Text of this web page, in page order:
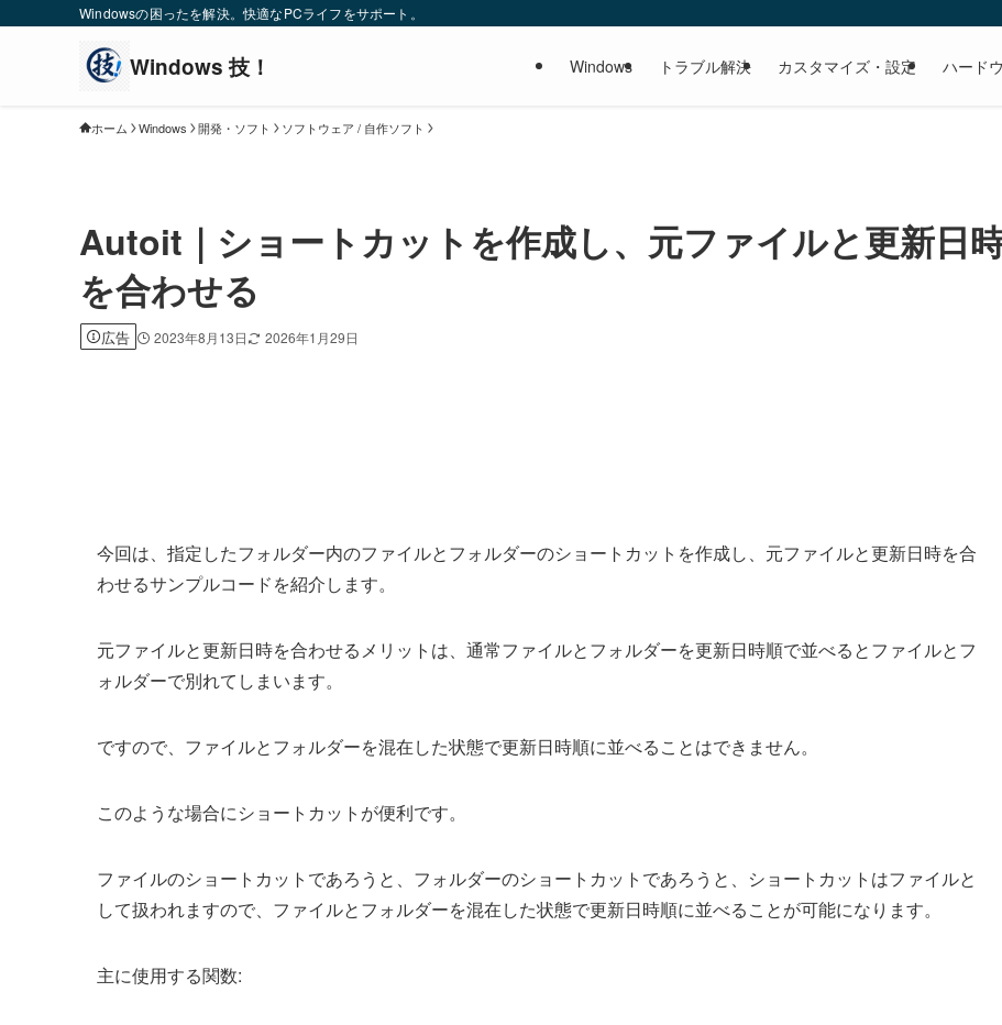
Windowsの困ったを解決。快適なPCライフをサポート。
Windows トラブル解決 カスタマイズ・設定 ハード
ホーム Windows 開発・ソフト ソフトウェア / 自作ソフト
Autoit｜ショートカットを作成し、元ファイルと更新日
を合わせる
広告 2023年8月13日 2026年1月29日
今回は、指定したフォルダー内のファイルとフォルダーのショートカットを作成し、元ファイルと更新日時を合
わせるサンプルコードを紹介します。
元ファイルと更新日時を合わせるメリットは、通常ファイルとフォルダーを更新日時順で並べるとファイルとフ
ォルダーで別れてしまいます。
ですので、ファイルとフォルダーを混在した状態で更新日時順に並べることはできません。
このような場合にショートカットが便利です。
ファイルのショートカットであろうと、フォルダーのショートカットであろうと、ショートカットはファイルと
して扱われますので、ファイルとフォルダーを混在した状態で更新日時順に並べることが可能になります。
主に使用する関数: